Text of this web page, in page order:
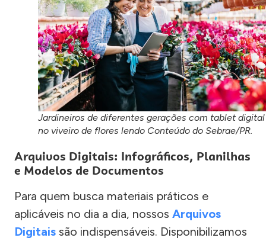
Jardineiros de diferentes gerações com tablet digital
no viveiro de flores lendo Conteúdo do Sebrae/PR.
Arquivos Digitais: Infográficos, Planilhas
e Modelos de Documentos
Para quem busca materiais práticos e
aplicáveis no dia a dia, nossos Arquivos
Digitais são indispensáveis. Disponibilizamos